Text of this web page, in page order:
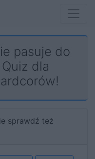
pasuje do
dla
sprawdź też